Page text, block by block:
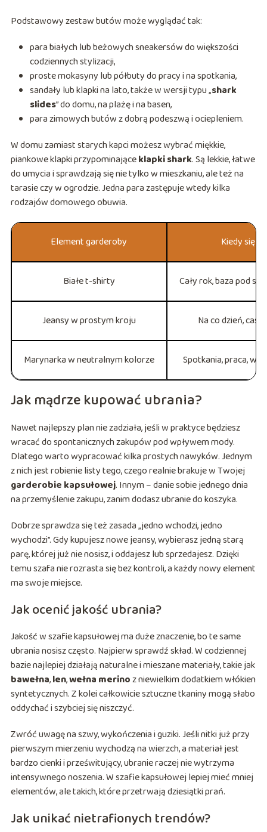
Podstawowy zestaw butów może wyglądać tak:
para białych lub beżowych sneakersów do większości
codziennych stylizacji,
proste mokasyny lub półbuty do pracy i na spotkania,
sandały lub klapki na lato, także w wersji typu „shark
slides” do domu, na plażę i na basen,
para zimowych butów z dobrą podeszwą i ociepleniem.
W domu zamiast starych kapci możesz wybrać miękkie,
piankowe klapki przypominająceklapki shark. Są lekkie, łatwe
do umycia i sprawdzają się nie tylko w mieszkaniu, ale też na
tarasie czy w ogrodzie. Jedna para zastępuje wtedy kilka
rodzajów domowego obuwia.
Element garderoby Kiedy się
Białe t-shirty Cały rok, baza pod
Jeansy w prostym kroju Na co dzień,
Marynarka w neutralnym kolorze Spotkania, praca,
Jak mądrze kupować ubrania?
Nawet najlepszy plan nie zadziała, jeśli w praktyce będziesz
wracać do spontanicznych zakupów pod wpływem mody.
Dlatego warto wypracować kilka prostych nawyków. Jednym
z nich jest robienie listy tego, czego realnie brakuje w Twojej
garderobie kapsułowej. Innym – danie sobie jednego dnia
na przemyślenie zakupu, zanim dodasz ubranie do koszyka.
Dobrze sprawdza się też zasada „jedno wchodzi, jedno
wychodzi”. Gdy kupujesz nowe jeansy, wybierasz jedną starą
parę, której już nie nosisz, i oddajesz lub sprzedajesz. Dzięki
temu szafa nie rozrasta się bez kontroli, a każdy nowy element
ma swoje miejsce.
Jak ocenić jakość ubrania?
Jakość w szafie kapsułowej ma duże znaczenie, bo te same
ubrania nosisz często. Najpierw sprawdź skład. W codziennej
bazie najlepiej działają naturalne i mieszane materiały, takie jak
bawełna,len,wełna merinoz niewielkim dodatkiem włókien
syntetycznych. Z kolei całkowicie sztuczne tkaniny mogą słabo
oddychać i szybciej się niszczyć.
Zwróć uwagę na szwy, wykończenia i guziki. Jeśli nitki już przy
pierwszym mierzeniu wychodzą na wierzch, a materiał jest
bardzo cienki i prześwitujący, ubranie raczej nie wytrzyma
intensywnego noszenia. W szafie kapsułowej lepiej mieć mniej
elementów, ale takich, które przetrwają dziesiątki prań.
Jak unikać nietrafionych trendów?